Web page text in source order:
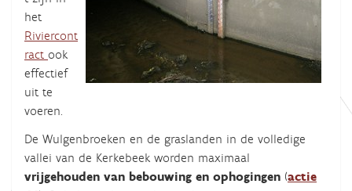
het
Riviercont
ract ook
effectief
uit te
voeren.
De Wulgenbroeken en de graslanden in de volledige
vallei van de Kerkebeek worden maximaal
vrijgehouden van bebouwing en ophogingen (actie